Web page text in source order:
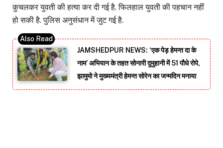
कुचलकर युवती की हत्या कर दी गई है. फिलहाल युवती की पहचान नहीं
हो सकी है. पुलिस अनुसंधान में जुट गई है.
JAMSHEDPUR NEWS: ‘एक पेड़ हेमन्त दा के
नाम’ अभियान के तहत सोनारी दुमुहानी में 51 पौधे रोपे,
झामुमो ने मुख्यमंत्री हेमन्त सोरेन का जन्मदिन मनाया